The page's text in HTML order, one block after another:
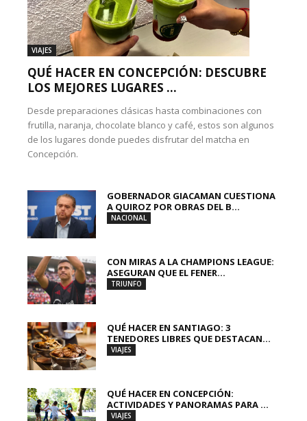
VIAJES
QUÉ HACER EN CONCEPCIÓN: DESCUBRE
LOS MEJORES LUGARES ...
Desde preparaciones clásicas hasta combinaciones con
frutilla, naranja, chocolate blanco y café, estos son algunos
de los lugares donde puedes disfrutar del matcha en
Concepción.
GOBERNADOR GIACAMAN CUESTIONA
A QUIROZ POR OBRAS DEL B...
NACIONAL
CON MIRAS A LA CHAMPIONS LEAGUE:
ASEGURAN QUE EL FENER...
TRIUNFO
QUÉ HACER EN SANTIAGO: 3
TENEDORES LIBRES QUE DESTACAN...
VIAJES
QUÉ HACER EN CONCEPCIÓN:
ACTIVIDADES Y PANORAMAS PARA ...
VIAJES